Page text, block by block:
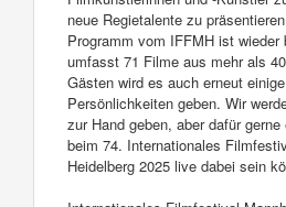
neue Regietalente zu
Programm vom IFFMH ist wieder
umfasst 71 Filme aus mehr als
Gästen wird es auch erneut
Persönlichkeiten geben. Wir
zur Hand geben, aber dafür
beim 74. Internationales
Heidelberg 2025 live dabei sein